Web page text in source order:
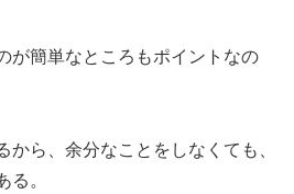
が簡単なところもポイントなの
から、余分なことをしなくても、
る。